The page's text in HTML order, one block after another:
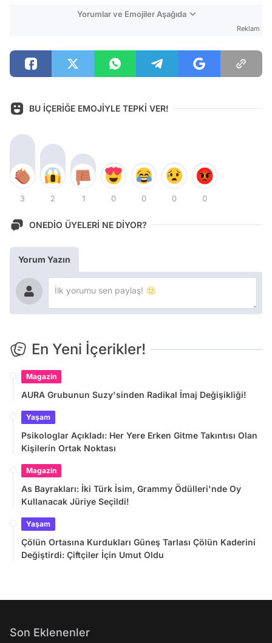
Yorumlar ve Emojiler Aşağıda
Reklam
BU İÇERİĞE EMOJİYLE TEPKİ VER!
3 2 1 0 0 0 0
ONEDİO ÜYELERİ NE DİYOR?
Yorum Yazın
En Yeni İçerikler!
Magazin
AURA Grubunun Suzy'sinden Radikal İmaj Değişikliği!
Yaşam
Psikologlar Açıkladı: Her Yere Erken Gitme Takıntısı Olan
Kişilerin Ortak Noktası
Magazin
As Bayrakları: İki Türk İsim, Grammy Ödülleri'nde Oy
Kullanacak Jüriye Seçildi!
Yaşam
Çölün Ortasına Kurdukları Güneş Tarlası Çölün Kaderini
Değiştirdi: Çiftçiler İçin Umut Oldu
Son Eklenenler